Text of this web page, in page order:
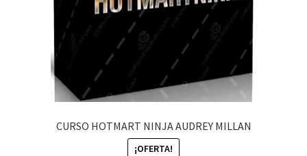
CURSO HOTMART NINJA AUDREY MILLAN
¡OFERTA!